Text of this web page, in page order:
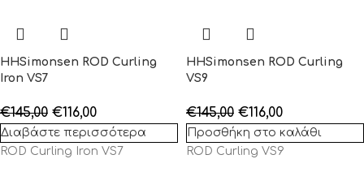
HHSimonsen ROD Curling
Iron VS7
€145,00 €116,00
Διαβάστε περισσότερα
ROD Curling Iron VS7
HHSimonsen ROD Curling
VS9
€145,00 €116,00
Προσθήκη στο καλάθι
ROD Curling VS9